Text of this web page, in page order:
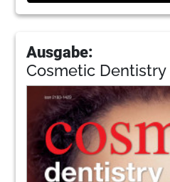
Ausgabe:
Cosmetic Dentistry